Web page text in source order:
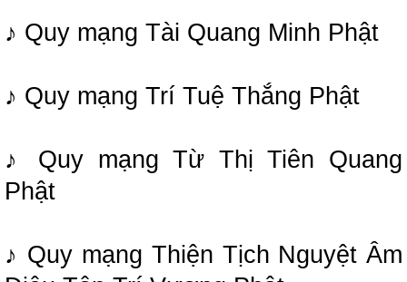
♪ Quy mạng Tài Quang Minh Phật
♪ Quy mạng Trí Tuệ Thắng Phật
♪ Quy mạng Từ Thị Tiên Quang
Phật
♪ Quy mạng Thiện Tịch Nguyệt Âm